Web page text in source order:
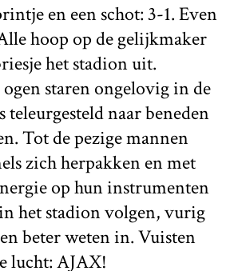
en een schot: 3-1. Even
hoop op de gelijkmaker
het stadion uit.
staren ongelovig in de
teleurgesteld naar beneden
Tot de pezige mannen
zich herpakken en met
op hun instrumenten
het stadion volgen, vurig
beter weten in. Vuisten
lucht: AJAX!